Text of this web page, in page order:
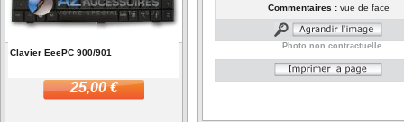
Clavier EeePC 900/901
25,00 €
Commentaires :vue de face
Photo non contractuelle